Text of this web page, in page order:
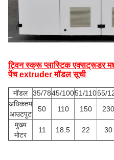
ट्विन स्क्रू प्लास्टिक एक्सट्रूडर
पेंच extruder मॉडल सूची
मॉडल 35/7845/10051/11055/
अधिकतम
आउटपुट
50 110 150 230
मुख्य
मोटर
11 18.5 22 30